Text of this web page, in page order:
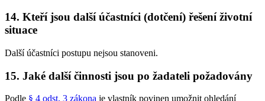
14. Kteří jsou další účastníci (dotčení) řešení životní
situace
Další účastníci postupu nejsou stanoveni.
15. Jaké další činnosti jsou po žadateli požadovány
Podle § 4 odst. 3 zákona je vlastník povinen umožnit ohledání